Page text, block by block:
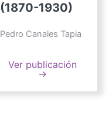
(1870-1930)
Pedro Canales Tapia
Ver publicación
→